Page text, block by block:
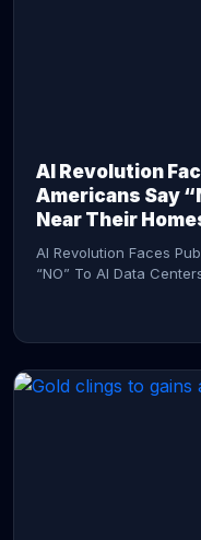
AI Revolution
Americans Say
Near Their
AI Revolution Faces
“NO” To AI Data